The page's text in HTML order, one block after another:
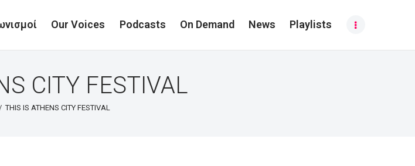
Our Voices Podcasts On Demand News Playlists
CITY FESTIVAL
THIS IS ATHENS CITY FESTIVAL